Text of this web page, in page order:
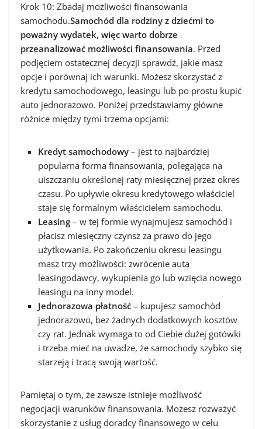
Krok 10: Zbadaj możliwości finansowania
samochodu.Samochód dla rodziny z dziećmi to
poważny wydatek, więc warto dobrze
przeanalizować możliwości finansowania. Przed
podjęciem ostatecznej decyzji sprawdź, jakie masz
opcje i porównaj ich warunki. Możesz skorzystać z
kredytu samochodowego, leasingu lub po prostu kupić
auto jednorazowo. Poniżej przedstawiamy główne
różnice między tymi trzema opcjami:
Kredyt samochodowy – jest to najbardziej
popularna forma finansowania, polegająca na
uiszczaniu określonej raty miesięcznej przez okres
czasu. Po upływie okresu kredytowego właściciel
staje się formalnym właścicielem samochodu.
Leasing – w tej formie wynajmujesz samochód i
płacisz miesięczny czynsz za prawo do jego
użytkowania. Po zakończeniu okresu leasingu
masz trzy możliwości: zwrócenie auta
leasingodawcy, wykupienia go lub wzięcia nowego
leasingu na inny model.
Jednorazowa płatność – kupujesz samochód
jednorazowo, bez żadnych dodatkowych kosztów
czy rat. Jednak wymaga to od Ciebie dużej gotówki
i trzeba mieć na uwadze, że samochody szybko się
starzeją i tracą swoją wartość.
Pamiętaj o tym, że zawsze istnieje możliwość
negocjacji warunków finansowania. Możesz rozważyć
skorzystanie z usług doradcy finansowego w celu